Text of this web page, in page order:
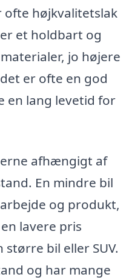
højkvalitetslak
et holdbart og
jo højere
er ofte en god
en lang levetid for
afhængigt af
En mindre bil
og produkt,
lavere pris
bil eller SUV.
og har mange